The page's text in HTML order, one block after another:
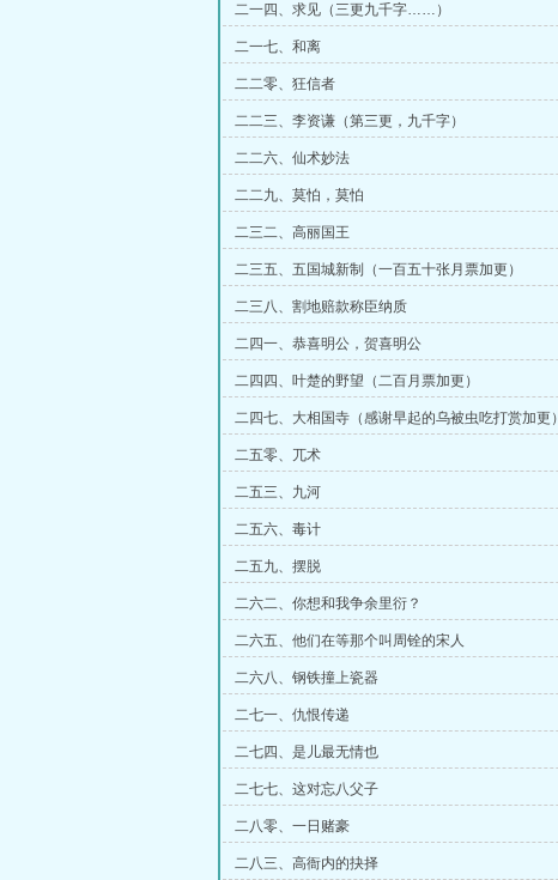
二一四、求见（三更九千字……）
二一七、和离
二二零、狂信者
二二三、李资谦（第三更，九千字）
二二六、仙术妙法
二二九、莫怕，莫怕
二三二、高丽国王
二三五、五国城新制（一百五十张月票加更）
二三八、割地赔款称臣纳质
二四一、恭喜明公，贺喜明公
二四四、叶楚的野望（二百月票加更）
二四七、大相国寺（感谢早起的乌被虫吃打赏加更）
二五零、兀术
二五三、九河
二五六、毒计
二五九、摆脱
二六二、你想和我争余里衍？
二六五、他们在等那个叫周铨的宋人
二六八、钢铁撞上瓷器
二七一、仇恨传递
二七四、是儿最无情也
二七七、这对忘八父子
二八零、一日赌豪
二八三、高衙内的抉择